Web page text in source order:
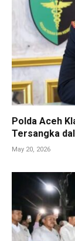
Polda Aceh
Tersangka
May 20, 2026